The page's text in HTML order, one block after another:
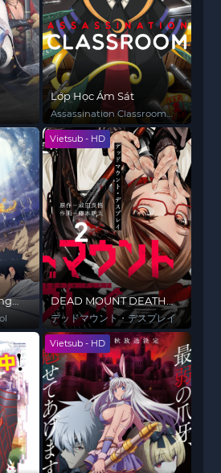
Lớp Học Ám Sát
Assassination Classroom
SS1
Vietsub - HD
DEAD MOUNT DEATH
PLAY
デッドマウント・デスプレイ
Vietsub - HD